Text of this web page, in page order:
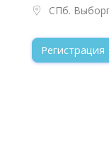
СПб.
Регистрация